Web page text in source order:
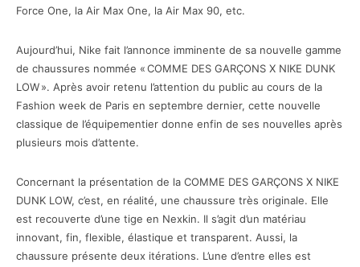
Force One, la Air Max One, la Air Max 90, etc.
Aujourd’hui, Nike fait l’annonce imminente de sa nouvelle gamme
de chaussures nommée « COMME DES GARÇONS X NIKE DUNK
LOW ». Après avoir retenu l’attention du public au cours de la
Fashion week de Paris en septembre dernier, cette nouvelle
classique de l’équipementier donne enfin de ses nouvelles après
plusieurs mois d’attente.
Concernant la présentation de la COMME DES GARÇONS X NIKE
DUNK LOW, c’est, en réalité, une chaussure très originale. Elle
est recouverte d’une tige en Nexkin. Il s’agit d’un matériau
innovant, fin, flexible, élastique et transparent. Aussi, la
chaussure présente deux itérations. L’une d’entre elles est